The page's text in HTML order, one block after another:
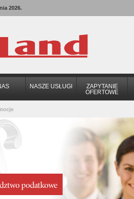
2026.
NASZE USŁUGI
ZAPYTANIE
OFERTOWE